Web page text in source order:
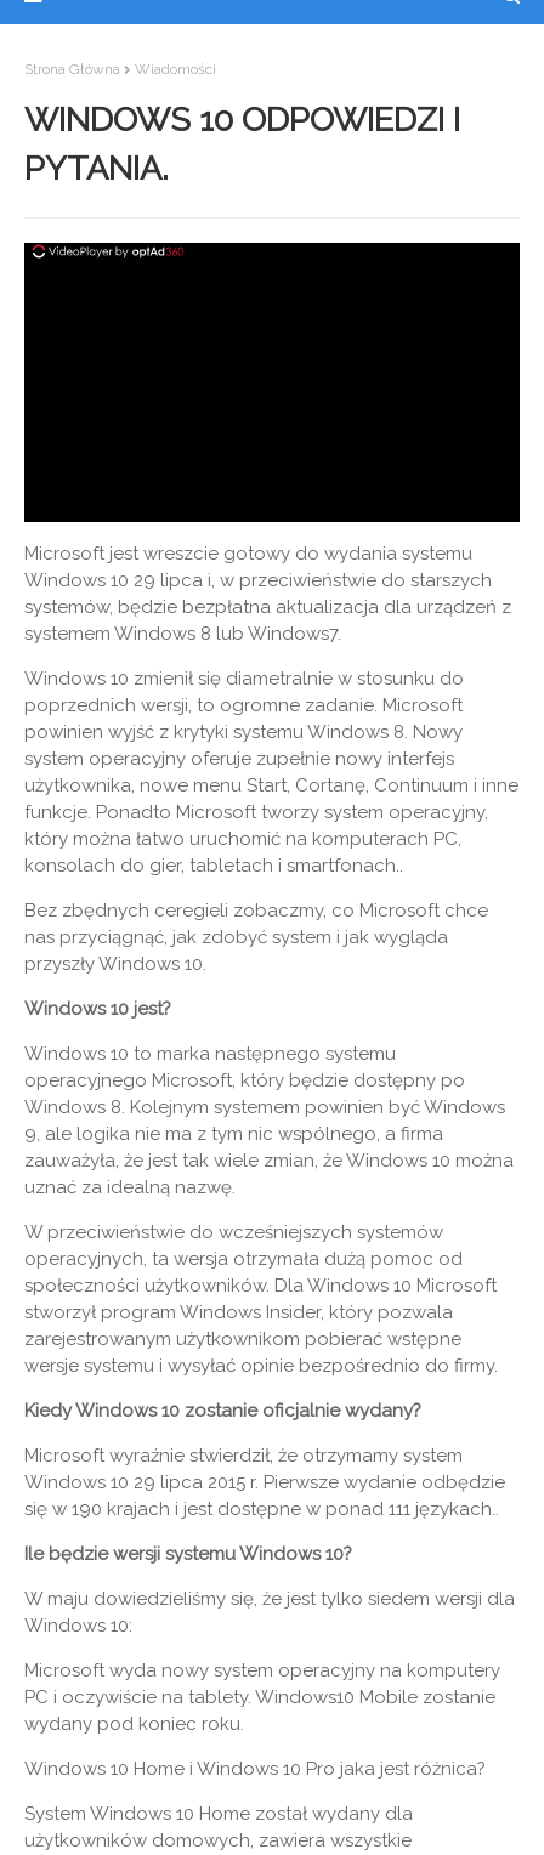
Strona Główna Wiadomości
WINDOWS 10 ODPOWIEDZI I
PYTANIA.
Microsoft jest wreszcie gotowy do wydania systemu
Windows 10 29 lipca i, w przeciwieństwie do starszych
systemów, będzie bezpłatna aktualizacja dla urządzeń z
systemem Windows 8 lub Windows7.
Windows 10 zmienił się diametralnie w stosunku do
poprzednich wersji, to ogromne zadanie. Microsoft
powinien wyjść z krytyki systemu Windows 8. Nowy
system operacyjny oferuje zupełnie nowy interfejs
użytkownika, nowe menu Start, Cortanę, Continuum i inne
funkcje. Ponadto Microsoft tworzy system operacyjny,
który można łatwo uruchomić na komputerach PC,
konsolach do gier, tabletach i smartfonach..
Bez zbędnych ceregieli zobaczmy, co Microsoft chce
nas przyciągnąć, jak zdobyć system i jak wygląda
przyszły Windows 10.
Windows 10 jest?
Windows 10 to marka następnego systemu
operacyjnego Microsoft, który będzie dostępny po
Windows 8. Kolejnym systemem powinien być Windows
9, ale logika nie ma z tym nic wspólnego, a firma
zauważyła, że ​​jest tak wiele zmian, że Windows 10 można
uznać za idealną nazwę.
W przeciwieństwie do wcześniejszych systemów
operacyjnych, ta wersja otrzymała dużą pomoc od
społeczności użytkowników. Dla Windows 10 Microsoft
stworzył program Windows Insider, który pozwala
zarejestrowanym użytkownikom pobierać wstępne
wersje systemu i wysyłać opinie bezpośrednio do firmy.
Kiedy Windows 10 zostanie oficjalnie wydany?
Microsoft wyraźnie stwierdził, że otrzymamy system
Windows 10 29 lipca 2015 r. Pierwsze wydanie odbędzie
się w 190 krajach i jest dostępne w ponad 111 językach..
Ile będzie wersji systemu Windows 10?
W maju dowiedzieliśmy się, że jest tylko siedem wersji dla
Windows 10:
Microsoft wyda nowy system operacyjny na komputery
PC i oczywiście na tablety. Windows10 Mobile zostanie
wydany pod koniec roku.
Windows 10 Home i Windows 10 Pro jaka jest różnica?
System Windows 10 Home został wydany dla
użytkowników domowych, zawiera wszystkie